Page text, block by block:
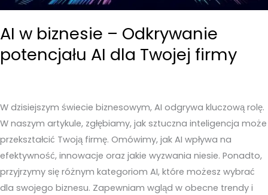
AI w biznesie – Odkrywanie
potencjału AI dla Twojej firmy
W dzisiejszym świecie biznesowym, AI odgrywa kluczową rolę.
W naszym artykule, zgłębiamy, jak sztuczna inteligencja może
przekształcić Twoją firmę. Omówimy, jak AI wpływa na
efektywność, innowacje oraz jakie wyzwania niesie. Ponadto,
przyjrzymy się różnym kategoriom AI, które możesz wybrać
dla swojego biznesu. Zapewniam wgląd w obecne trendy i